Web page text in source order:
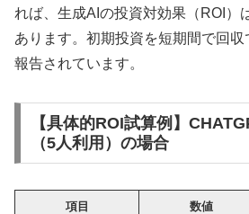
れば、生成AIの投資対効果（ROI）
あります。初期投資を短期間で回収
報告されています。
【具体的ROI試算例】
（5人利用）の場合
項目 数値